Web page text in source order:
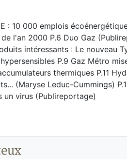
: 10 000 emplois
l'an 2000 P.6 Duo Gaz
intéressants : Le nouveau
P.9 Gaz Métro
thermiques P.11
(Maryse Leduc-Cummings)
un virus (Publireportage)